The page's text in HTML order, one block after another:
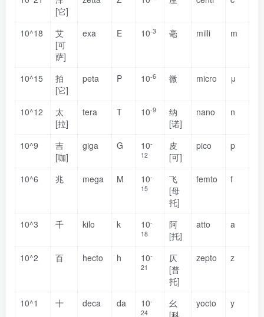
[它]
10^18
艾
[可
萨]
exa E 10-3 毫 milli m
10^15
拍
[它]
peta P 10-6 微 micro μ
10^12
太
[拉]
tera T 10-9
纳
[诺]
nano n
10^9
吉
[咖]
giga G 10-
12
皮
[可]
pico p
10^6 兆 mega M 10-
15
飞
[母
托]
femto f
10^3 千 kilo k 10-
18
阿
[托]
atto a
10^2 百 hecto h 10-
21
仄
[普
托]
zepto z
10^1 十 deca da 10-
24
幺
[科
yocto y